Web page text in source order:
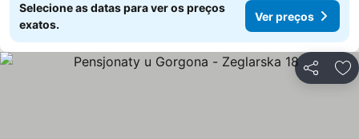
Selecione as datas para ver os preços
exatos.
Ver preços
Partilhar